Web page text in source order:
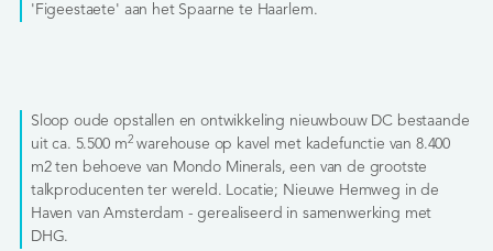
'Figeestaete' aan het Spaarne te Haarlem.
Sloop oude opstallen en ontwikkeling nieuwbouw DC bestaande
uit ca. 5.500 m2warehouse op kavel met kadefunctie van 8.400
m2 ten behoeve van Mondo Minerals, een van de grootste
talkproducenten ter wereld. Locatie; Nieuwe Hemweg in de
Haven van Amsterdam - gerealiseerd in samenwerking met
DHG.